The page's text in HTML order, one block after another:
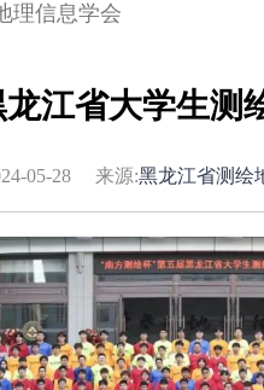
理信息学会
江省大学生
05-28 来源:黑龙江省测绘